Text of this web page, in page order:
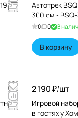
Автотрек
300 см -
0 0 В
В корзину
2 190 ₽/шт
Игровой
в гостях у